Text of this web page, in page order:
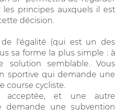
les principes auxquels il est
décision.
de l'égalité (qui est un des
sa forme la plus simple : à
solution semblable. Vous
sportive qui demande une
course cycliste.
acceptée, et une autre
demande une subvention